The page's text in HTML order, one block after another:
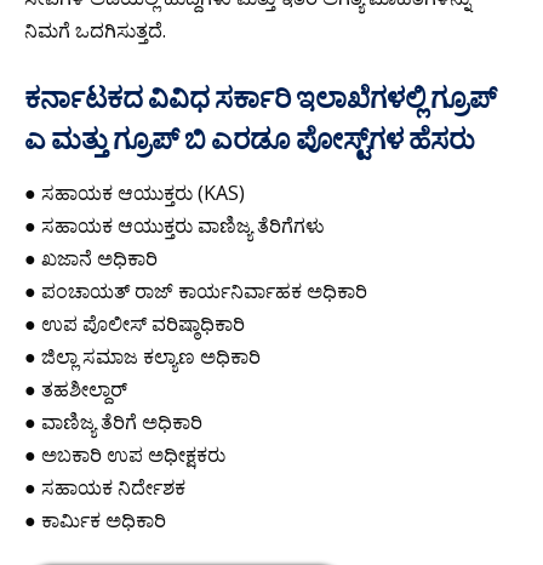
ನಿಮಗೆ ಒದಗಿಸುತ್ತದೆ.
ಕರ್ನಾಟಕದ ವಿವಿಧ ಸರ್ಕಾರಿ ಇಲಾಖೆಗಳಲ್ಲಿ ಗ್ರೂಪ್
ಎ ಮತ್ತು ಗ್ರೂಪ್ ಬಿ ಎರಡೂ ಪೋಸ್ಟ್‌ಗಳ ಹೆಸರು
● ಸಹಾಯಕ ಆಯುಕ್ತರು (KAS)
● ಸಹಾಯಕ ಆಯುಕ್ತರು ವಾಣಿಜ್ಯ ತೆರಿಗೆಗಳು
● ಖಜಾನೆ ಅಧಿಕಾರಿ
● ಪಂಚಾಯತ್ ರಾಜ್ ಕಾರ್ಯನಿರ್ವಾಹಕ ಅಧಿಕಾರಿ
● ಉಪ ಪೊಲೀಸ್ ವರಿಷ್ಠಾಧಿಕಾರಿ
● ಜಿಲ್ಲಾ ಸಮಾಜ ಕಲ್ಯಾಣ ಅಧಿಕಾರಿ
● ತಹಶೀಲ್ದಾರ್
● ವಾಣಿಜ್ಯ ತೆರಿಗೆ ಅಧಿಕಾರಿ
● ಅಬಕಾರಿ ಉಪ ಅಧೀಕ್ಷಕರು
● ಸಹಾಯಕ ನಿರ್ದೇಶಕ
● ಕಾರ್ಮಿಕ ಅಧಿಕಾರಿ